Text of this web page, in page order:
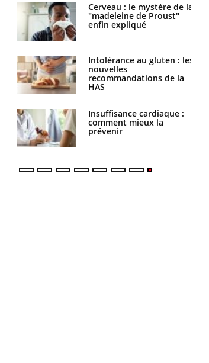
Comment oublier les
écrans en vacances ?
Toujours connectés :
comment le travail
empiète de plus en plus
sur nos soirées
Cancer colorectal : une
stratégie simple aurait
changé la donne au Pays
basque
Cerveau : le mystère de la
"madeleine de Proust"
enfin expliqué
Intolérance au gluten : les
nouvelles
recommandations de la
HAS
Insuffisance cardiaque :
comment mieux la
prévenir